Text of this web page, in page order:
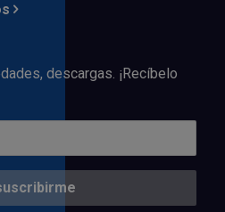
descargas. ¡Recíbelo